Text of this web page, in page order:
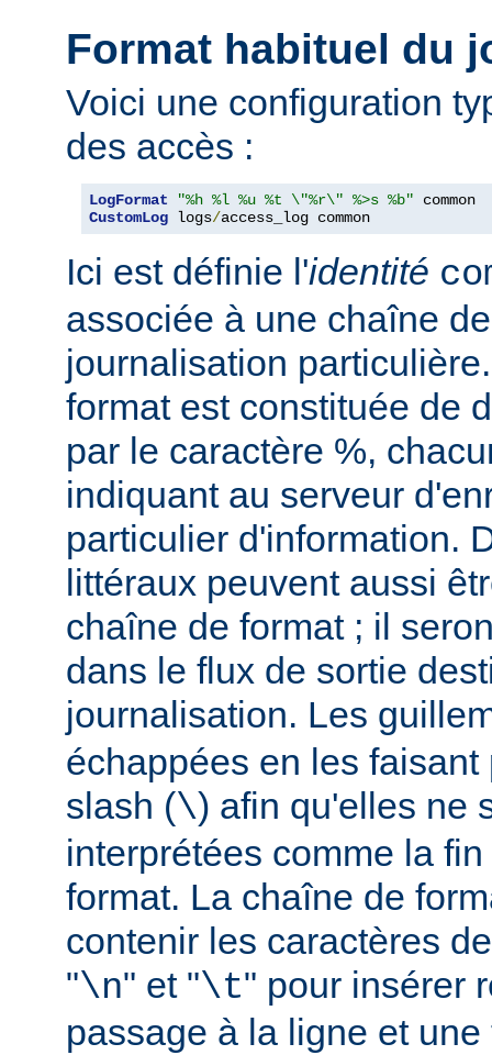
Format habituel du
Voici une configuration
des accès :
LogFormat "%h %l %u %t \"%r\" %>s %b"
CustomLog logs/access_log common
Ici est définie l'identité
associée à une chaîne
journalisation
format est constituée de
par le caractère %,
indiquant au serveur
particulier d'information.
littéraux peuvent aussi
chaîne de format ; il
dans le flux de sortie
journalisation. Les
échappées en les
slash (\) afin qu'elles ne
interprétées comme la
format. La chaîne de
contenir les caractères
"\n" et "\t" pour insérer
passage à la ligne et